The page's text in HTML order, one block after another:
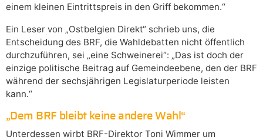
einem kleinen Eintrittspreis in den Griff bekommen.“
Ein Leser von „Ostbelgien Direkt“ schrieb uns, die
Entscheidung des BRF, die Wahldebatten nicht öffentlich
durchzuführen, sei „eine Schweinerei“: „Das ist doch der
einzige politische Beitrag auf Gemeindeebene, den der BRF
während der sechsjährigen Legislaturperiode leisten
kann.“
„Dem BRF bleibt keine andere Wahl“
Unterdessen wirbt BRF-Direktor Toni Wimmer um